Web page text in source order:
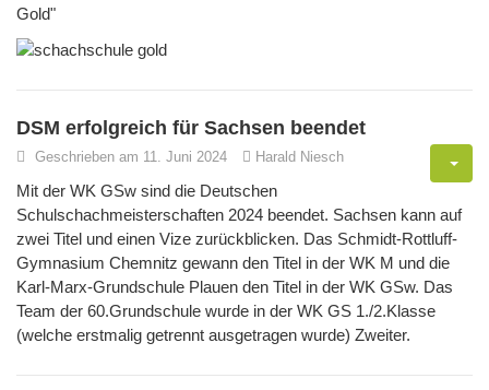
Gold"
DSM erfolgreich für Sachsen beendet
Geschrieben am 11. Juni 2024 Harald Niesch
Mit der WK GSw sind die Deutschen
Schulschachmeisterschaften 2024 beendet. Sachsen kann auf
zwei Titel und einen Vize zurückblicken. Das Schmidt-Rottluff-
Gymnasium Chemnitz gewann den Titel in der WK M und die
Karl-Marx-Grundschule Plauen den Titel in der WK GSw. Das
Team der 60.Grundschule wurde in der WK GS 1./2.Klasse
(welche erstmalig getrennt ausgetragen wurde) Zweiter.